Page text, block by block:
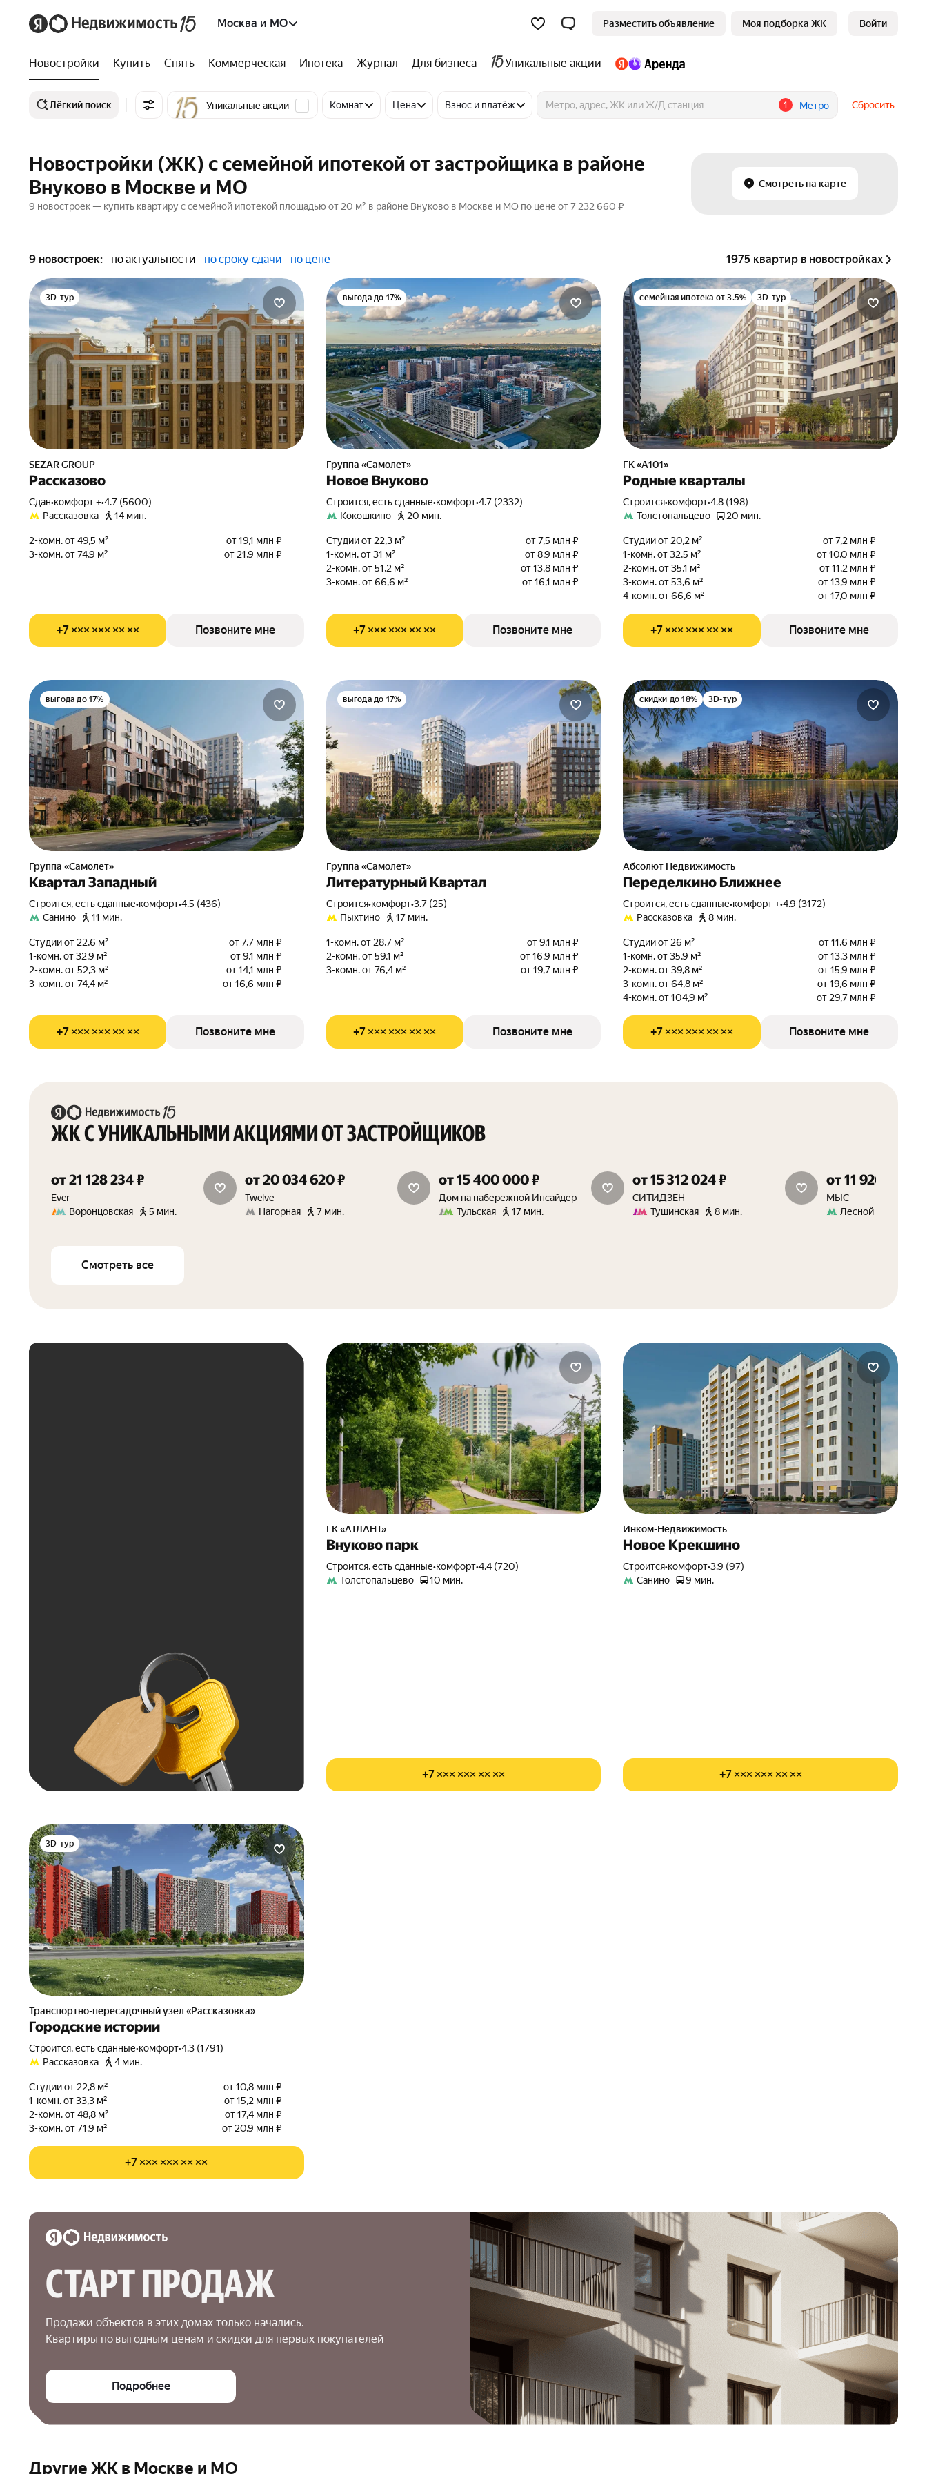
Москва и МО Разместить объявление Моя подборка ЖК Войти
Новостройки Купить Снять Коммерческая Ипотека Журнал Для бизнеса Уникальные акции
Лёгкий поиск Уникальные акции Комнат Цена Взнос и платёж 1 Метро Сбросить
Новостройки (ЖК) с семейной ипотекой от застройщика в районе
Внуково в Москве и МО
9 новостроек — купить квартиру с семейной ипотекой площадью от 20 м² в районе Внуково в Москве и МО по цене от 7 232 660 ₽
Смотреть на карте
9 новостроек: по актуальности по сроку сдачи по цене 1975 квартир в новостройках
3D-тур
SEZAR GROUP
Рассказово
Сдан•комфорт +•4.7 (5600)
Рассказовка
14 мин.
2-комн. от 49,5 м²
от 19,1 млн ₽
3-комн. от 74,9 м²
от 21,9 млн ₽
+7 ××× ××× ×× ×× Позвоните мне
выгода до 17%
Группа «Самолет»
Новое Внуково
Строится, есть сданные•комфорт•4.7 (2332)
Кокошкино
20 мин.
Студии от 22,3 м²
от 7,5 млн ₽
1-комн. от 31 м²
от 8,9 млн ₽
2-комн. от 51,2 м²
от 13,8 млн ₽
3-комн. от 66,6 м²
от 16,1 млн ₽
+7 ××× ××× ×× ×× Позвоните мне
семейная ипотека от 3.5% 3D-тур
ГК «А101»
Родные кварталы
Строится•комфорт•4.8 (198)
Толстопальцево
20 мин.
Студии от 20,2 м²
от 7,2 млн ₽
1-комн. от 32,5 м²
от 10,0 млн ₽
2-комн. от 35,1 м²
от 11,2 млн ₽
3-комн. от 53,6 м²
от 13,9 млн ₽
4-комн. от 66,6 м²
от 17,0 млн ₽
+7 ××× ××× ×× ×× Позвоните мне
выгода до 17%
Группа «Самолет»
Квартал Западный
Строится, есть сданные•комфорт•4.5 (436)
Санино
11 мин.
Студии от 22,6 м²
от 7,7 млн ₽
1-комн. от 32,9 м²
от 9,1 млн ₽
2-комн. от 52,3 м²
от 14,1 млн ₽
3-комн. от 74,4 м²
от 16,6 млн ₽
+7 ××× ××× ×× ×× Позвоните мне
выгода до 17%
Группа «Самолет»
Литературный Квартал
Строится•комфорт•3.7 (25)
Пыхтино
17 мин.
1-комн. от 28,7 м²
от 9,1 млн ₽
2-комн. от 59,1 м²
от 16,9 млн ₽
3-комн. от 76,4 м²
от 19,7 млн ₽
+7 ××× ××× ×× ×× Позвоните мне
скидки до 18% 3D-тур
Абсолют Недвижимость
Переделкино Ближнее
Строится, есть сданные•комфорт +•4.9 (3172)
Рассказовка
8 мин.
Студии от 26 м²
от 11,6 млн ₽
1-комн. от 35,9 м²
от 13,3 млн ₽
2-комн. от 39,8 м²
от 15,9 млн ₽
3-комн. от 64,8 м²
от 19,6 млн ₽
4-комн. от 104,9 м²
от 29,7 млн ₽
+7 ××× ××× ×× ×× Позвоните мне
ЖК С УНИКАЛЬНЫМИ АКЦИЯМИ ОТ ЗАСТРОЙЩИКОВ
скидка 1.5%
от 21 128 234 ₽
Ever
Воронцовская
5 мин.
от 20 034 620 ₽
Twelve
Нагорная
7 мин.
скидка от 15%
от 15 400 000 ₽
Дом на набережной Инсайдер
Тульская
17 мин.
скидки до 15%
от 15 312 024 ₽
СИТИДЗЕН
Тушинская
8 мин.
скидки 15%
от 11 926 931 ₽
МЫС
Лесной Городок
Смотреть все
ГК «АТЛАНТ»
Внуково парк
Строится, есть сданные•комфорт•4.4 (720)
Толстопальцево
10 мин.
+7 ××× ××× ×× ××
Инком-Недвижимость
Новое Крекшино
Строится•комфорт•3.9 (97)
Санино
9 мин.
+7 ××× ××× ×× ××
3D-тур
Транспортно-пересадочный узел «Рассказовка»
Городские истории
Строится, есть сданные•комфорт•4.3 (1791)
Рассказовка
4 мин.
Студии от 22,8 м²
от 10,8 млн ₽
1-комн. от 33,3 м²
от 15,2 млн ₽
2-комн. от 48,8 м²
от 17,4 млн ₽
3-комн. от 71,9 м²
от 20,9 млн ₽
+7 ××× ××× ×× ××
СТАРТ ПРОДАЖ
Продажи объектов в этих домах только начались.
Квартиры по выгодным ценам и скидки для первых покупателей
Подробнее
Другие ЖК в Москве и МО